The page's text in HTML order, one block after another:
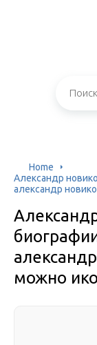
Home
Александр
александр
можно